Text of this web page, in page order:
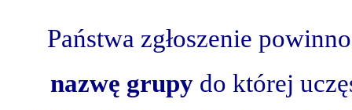
Państwa zgłoszenie
nazwę grupydo której